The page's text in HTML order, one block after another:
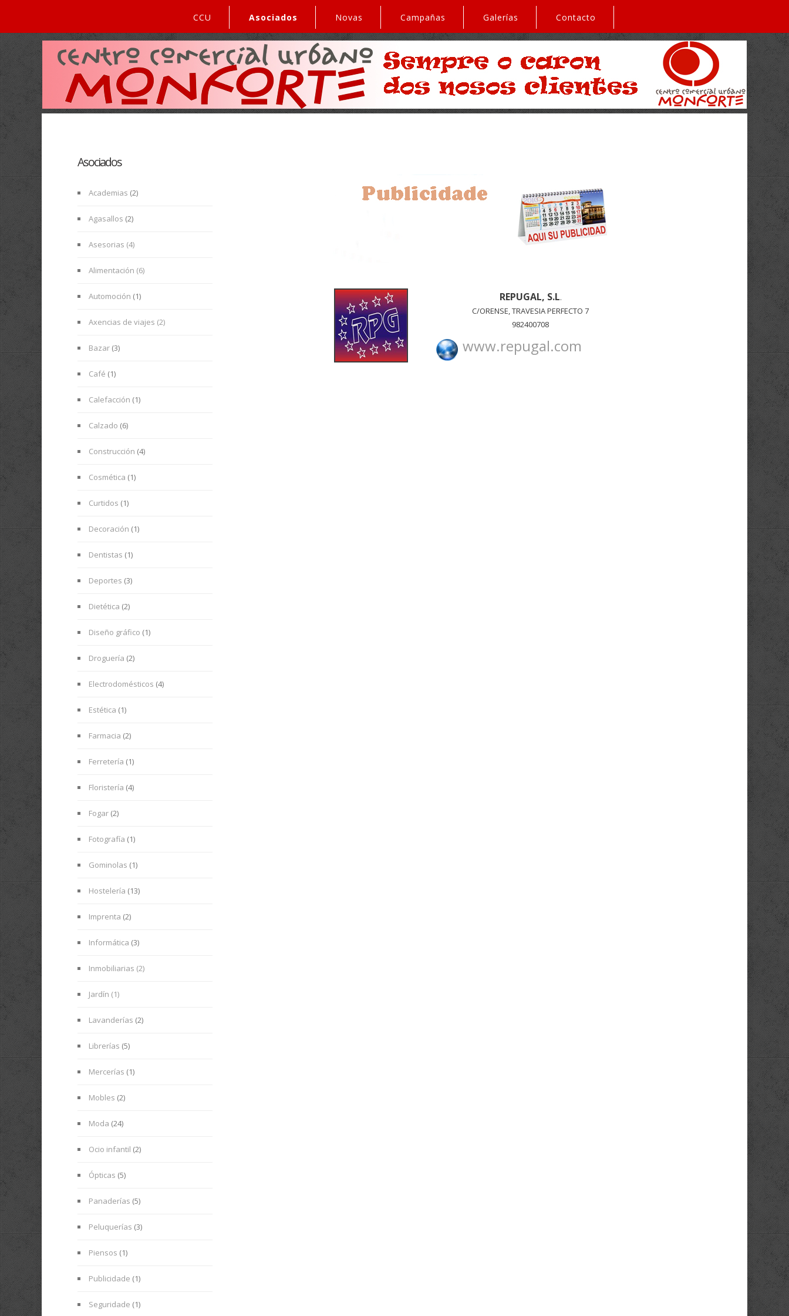
CCU Asociados Novas Campañas Galerías Contacto
Asociados
Academias (2)
Agasallos (2)
Asesorias (4)
Alimentación (6)
Automoción (1)
Axencias de viajes (2)
Bazar (3)
Café (1)
Calefacción (1)
Calzado (6)
Construcción (4)
Cosmética (1)
Curtidos (1)
Decoración (1)
Dentistas (1)
Deportes (3)
Dietética (2)
Diseño gráfico (1)
Droguería (2)
Electrodomésticos (4)
Estética (1)
Farmacia (2)
Ferretería (1)
Floristería (4)
Fogar (2)
Fotografía (1)
Gominolas (1)
Hostelería (13)
Imprenta (2)
Informática (3)
Inmobiliarias (2)
Jardín (1)
Lavanderías (2)
Librerías (5)
Mercerías (1)
Mobles (2)
Moda (24)
Ocio infantil (2)
Ópticas (5)
Panaderías (5)
Peluquerías (3)
Piensos (1)
Publicidade (1)
Seguridade (1)
REPUGAL, S.L.
C/ORENSE, TRAVESIA PERFECTO 7
982400708
www.repugal.com